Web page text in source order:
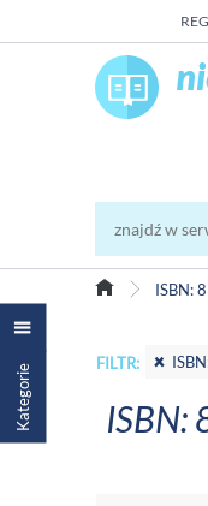
ISBN:
Kategorie FILTR: